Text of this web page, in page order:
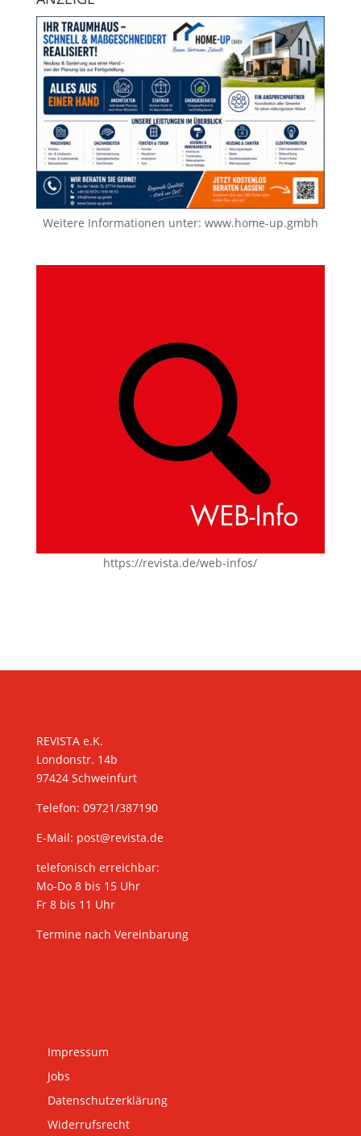
Weitere Informationen unter: www.home-up.gmbh
https://revista.de/web-infos/
REVISTA e.K.
Londonstr. 14b
97424 Schweinfurt
Telefon: 09721/387190
E-Mail: post@revista.de
telefonisch erreichbar:
Mo-Do 8 bis 15 Uhr
Fr 8 bis 11 Uhr
Termine nach Vereinbarung
Impressum
Jobs
Datenschutzerklärung
Widerrufsrecht